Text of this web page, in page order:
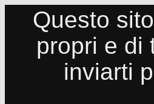
Questo
propri e di
inviarti